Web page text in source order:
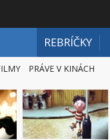
REBRÍČKY
PRÁVE V KINÁCH